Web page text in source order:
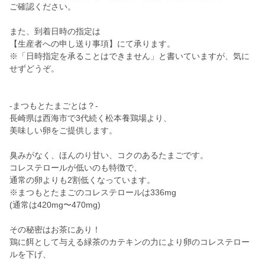
ご確認ください。
また、到着日時の指定は
【生産者への申し送り事項】にて承ります。
※「日時指定を承ることはできません」と書いていますが、気に
せずどうぞ。
-まつもとたまごとは？-
長崎県は西海市で3代続く松本養鶏場より、
美味しい卵をご提供します。
臭みがなく、ほんのり甘い、コクのあるたまごです。
コレステロールが低いのも特徴で、
通常の卵よりも2割低くなっています。
※まつもとたまごのコレステロールは336mg
(通常は420mg〜470mg)
その秘密はお茶にあり！
鶏に餌として与える緑茶のカテキンの力により卵のコレステロー
ルを下げ、